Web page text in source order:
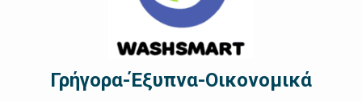
Γρήγορα-Έξυπνα-Οικονομικά